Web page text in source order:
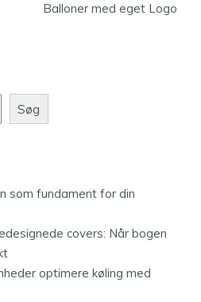
Balloner med eget Logo
Søg
som fundament for din
covers: Når bogen
optimere køling med